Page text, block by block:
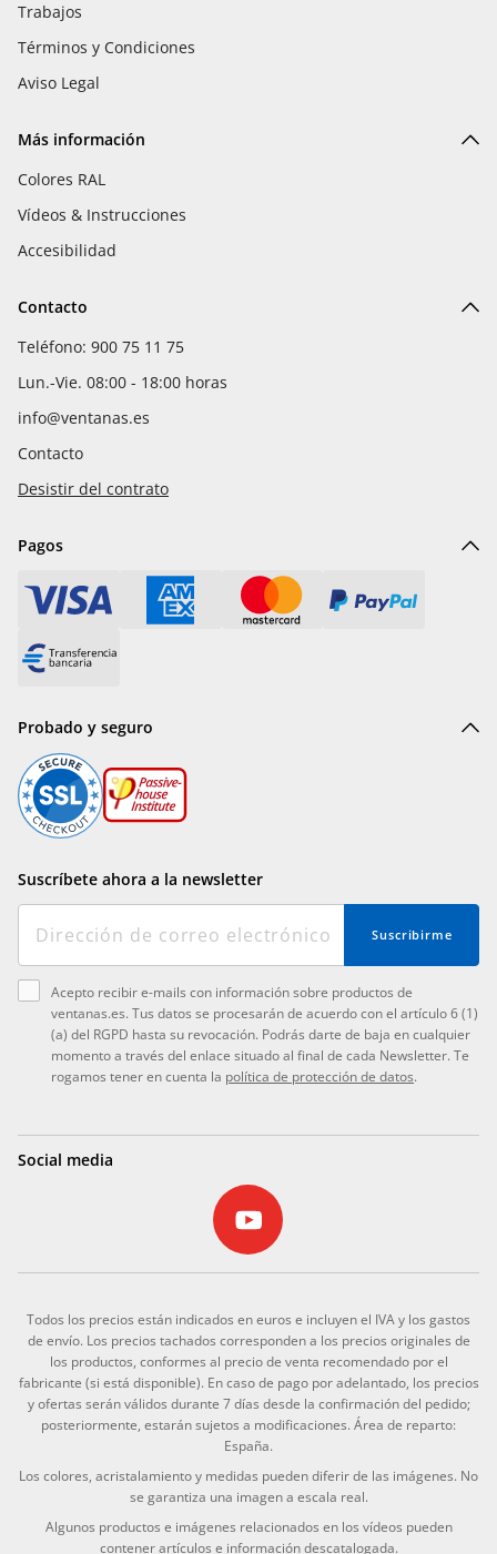
Trabajos
Términos y Condiciones
Aviso Legal
Más información
Colores RAL
Vídeos & Instrucciones
Accesibilidad
Contacto
Teléfono: 900 75 11 75
Lun.-Vie. 08:00 - 18:00 horas
info@ventanas.es
Contacto
Desistir del contrato
Pagos
Probado y seguro
Suscríbete ahora a la newsletter
Suscribirme
Acepto recibir e-mails con información sobre productos de
ventanas.es. Tus datos se procesarán de acuerdo con el artículo 6 (1)
(a) del RGPD hasta su revocación. Podrás darte de baja en cualquier
momento a través del enlace situado al final de cada Newsletter. Te
rogamos tener en cuenta la política de protección de datos.
Social media
Todos los precios están indicados en euros e incluyen el IVA y los gastos
de envío. Los precios tachados corresponden a los precios originales de
los productos, conformes al precio de venta recomendado por el
fabricante (si está disponible). En caso de pago por adelantado, los precios
y ofertas serán válidos durante 7 días desde la confirmación del pedido;
posteriormente, estarán sujetos a modificaciones. Área de reparto:
España.
Los colores, acristalamiento y medidas pueden diferir de las imágenes. No
se garantiza una imagen a escala real.
Algunos productos e imágenes relacionados en los vídeos pueden
contener artículos e información descatalogada.